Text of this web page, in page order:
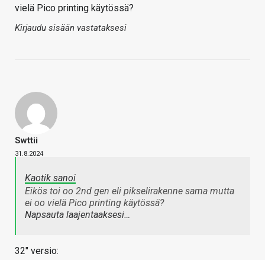
vielä Pico printing käytössä?
Kirjaudu sisään vastataksesi
Swttii
31.8.2024
Kaotik sanoi
Eikös toi oo 2nd gen eli pikselirakenne sama mutta
ei oo vielä Pico printing käytössä?
Napsauta laajentaaksesi…
32" versio: